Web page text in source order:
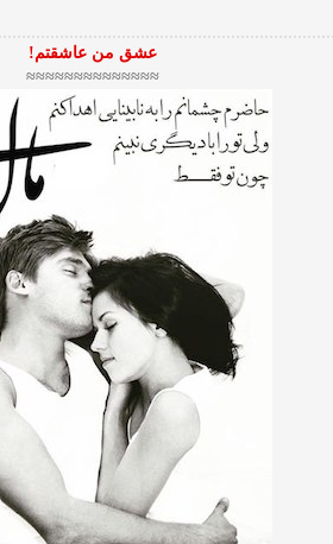
عشق من عاشقتم!
≈≈≈≈≈≈≈≈≈≈≈≈≈≈